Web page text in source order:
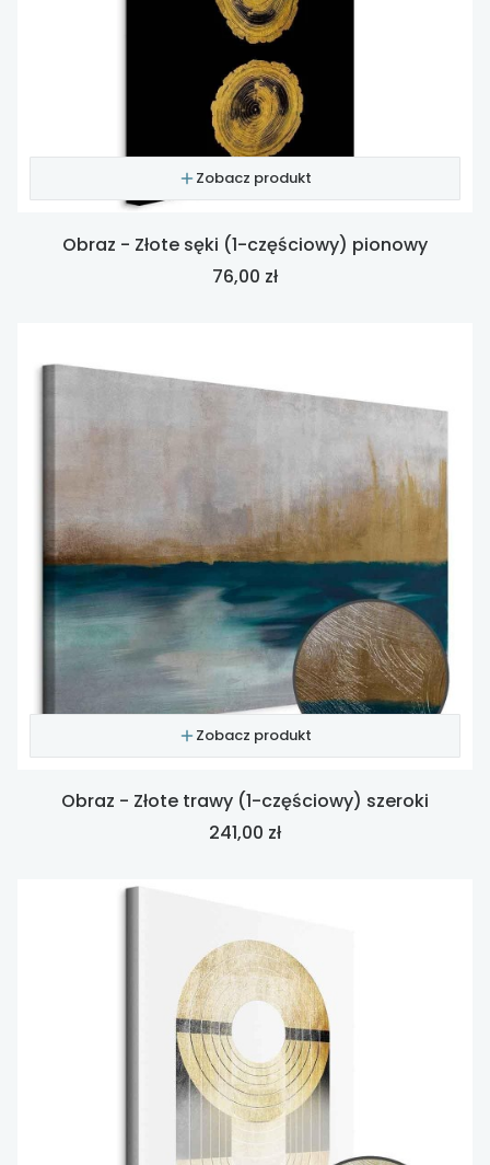
Zobacz produkt
Obraz - Złote sęki (1-częściowy) pionowy
Cena
76,00 zł
Zobacz produkt
Obraz - Złote trawy (1-częściowy) szeroki
Cena
241,00 zł